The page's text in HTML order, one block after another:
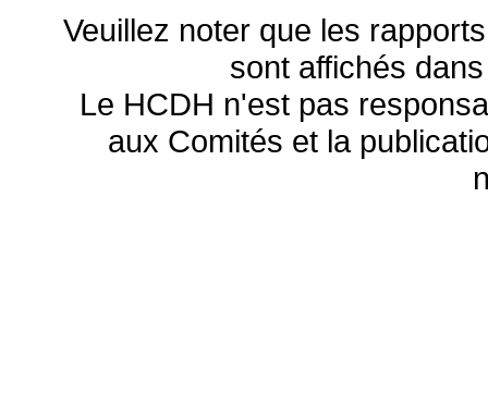
Veuillez noter que les
sont affichés
Le HCDH n'est pas
aux Comités et la